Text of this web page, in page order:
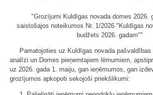
"Grozījumi Kuldīgas novada domes 2026.
saistošajos noteikumos Nr. 1/2026 "Kuldīgas
budžets 2026. gadam""
Pamatojoties uz Kuldīgas novada pašvaldības
analīzi un Domes pieņemtajiem lēmumiem,
uz 2026. gada 1. maiju, gan ieņēmumos, gan
grozījumos apkopoti sekojoši priekšlikumi: